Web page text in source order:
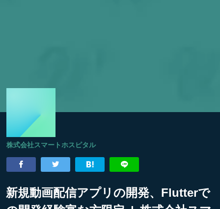
株式会社スマートホスピタル
新規動画配信アプリの開発、Flutterで